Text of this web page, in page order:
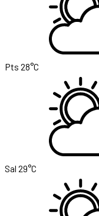
Pts 28°C
Sal 29°C